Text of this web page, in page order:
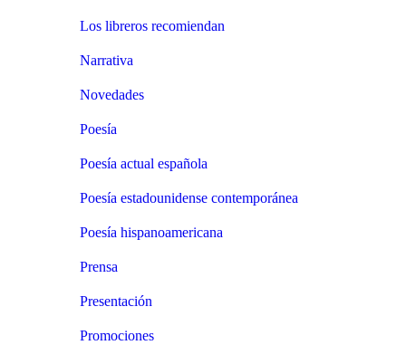
Los libreros recomiendan
Narrativa
Novedades
Poesía
Poesía actual española
Poesía estadounidense contemporánea
Poesía hispanoamericana
Prensa
Presentación
Promociones